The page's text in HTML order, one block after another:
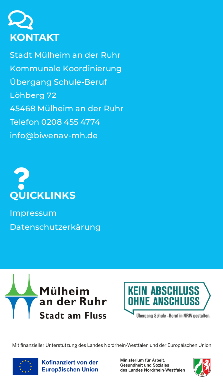
KONTAKT
Stadt Mülheim an der Ruhr
Kommunale Koordinierung
Übergang Schule-Beruf
Löhberg 72
45468 Mülheim an der Ruhr
Telefon 0208 455 4774
info@biwenav-mh.de
QUICKLINKS
Impressum
Datenschutzerkärung